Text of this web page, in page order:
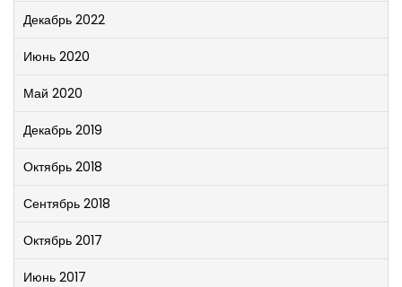
Декабрь 2022
Июнь 2020
Май 2020
Декабрь 2019
Октябрь 2018
Сентябрь 2018
Октябрь 2017
Июнь 2017